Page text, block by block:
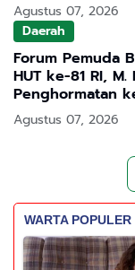
Agustus 07, 2026
Daerah
Forum Pemuda
HUT ke-81 RI,
Penghormatan
Agustus 07, 2026